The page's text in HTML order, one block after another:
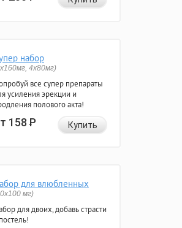
набор
4х80мг)
все супер препараты
усиления эрекции и
полового акта!
158Р Купить
для влюбленных
мг)
для двоих, добавь страсти